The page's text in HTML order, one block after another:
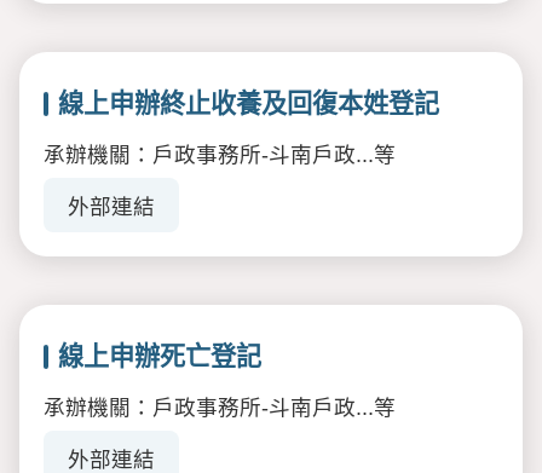
線上申辦終止收養及回復本姓登記
承辦機關：戶政事務所-斗南戶政...等
外部連結
線上申辦死亡登記
承辦機關：戶政事務所-斗南戶政...等
外部連結